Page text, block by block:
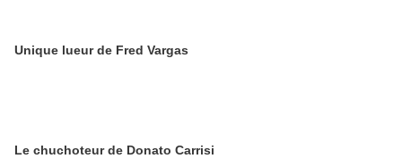
Unique lueur de Fred Vargas
Le chuchoteur de Donato Carrisi